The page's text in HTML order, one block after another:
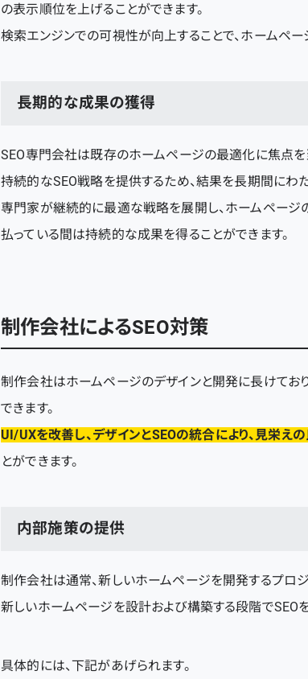
の表示順位を上げることができます。
検索エンジンでの可視性が向上することで、ホームペー
長期的な成果の獲得
SEO専門会社は既存のホームページの最適化に焦点を
持続的なSEO戦略を提供するため、結果を長期間にわ
専門家が継続的に最適な戦略を展開し、ホームページ
払っている間は持続的な成果を得ることができます。
制作会社によるSEO対策
制作会社はホームページのデザインと開発に長けてお
できます。
UI/UXを改善し、デザインとSEOの統合により、見栄
とができます。
内部施策の提供
制作会社は通常、新しいホームページを開発するプロ
新しいホームページを設計および構築する段階でSEOを
具体的には、下記があげられます。